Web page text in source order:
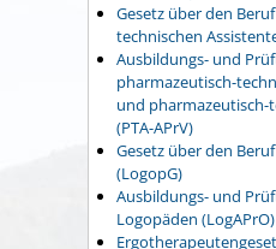
Gesetz über den
technischen
Ausbildungs- und
pharmazeutisch-
und pharmazeutisch-
(PTA-APrV)
Gesetz über den
(LogopG)
Ausbildungs- und
Logopäden (LogAPrO)